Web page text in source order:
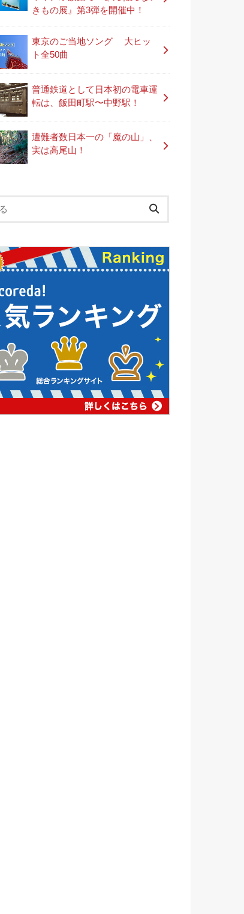
きもの展』第3弾を開催中！
東京のご当地ソング 大ヒッ
ト全50曲
普通鉄道として日本初の電車運
転は、飯田町駅〜中野駅！
遭難者数日本一の「魔の山」、
実は高尾山！